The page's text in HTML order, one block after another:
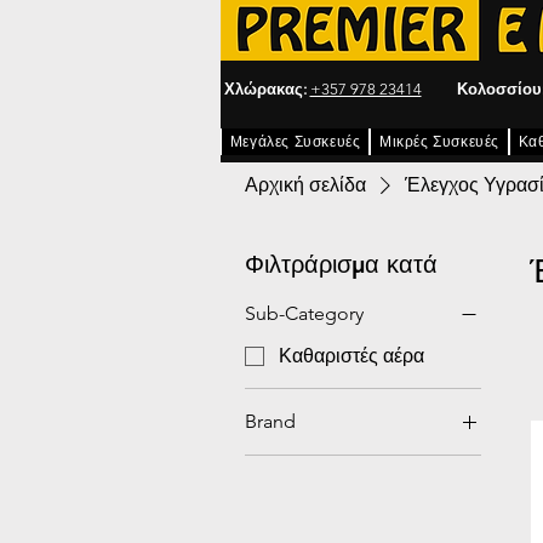
Χλώρακας: +357 978 23414
Μεγάλες Συσκευές Μικρές Συσκευές
Αρχική σελίδα Έλεγχος
Φιλτράρισμα κατά
Sub-Category
Καθαριστές αέρα
Brand
Καρχαρίας